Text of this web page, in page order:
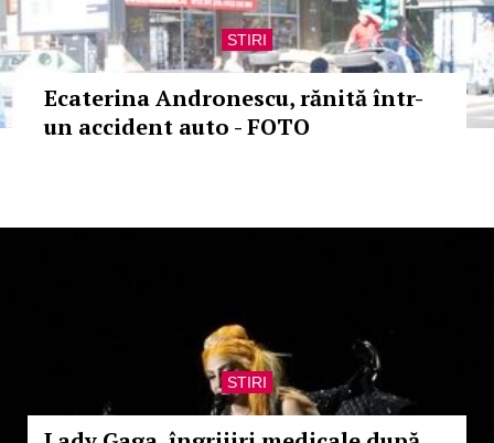
STIRI
Ecaterina Andronescu, rănită într-
un accident auto - FOTO
STIRI